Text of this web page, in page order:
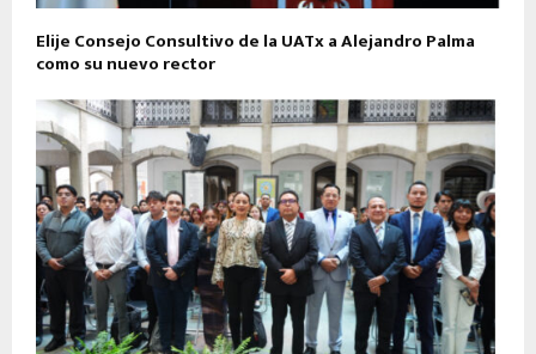
Elije Consejo Consultivo de la UATx a Alejandro Palma
como su nuevo rector